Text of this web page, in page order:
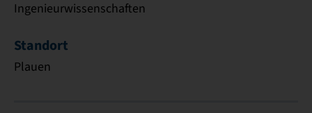
Ingenieurwissenschaften
Standort
Plauen